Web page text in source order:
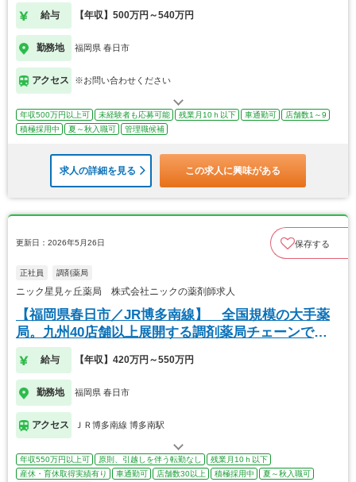
給与 【年収】500万円～540万円
勤務地 福岡県 春日市
アクセス ※お問い合わせください
年収500万円以上可 未経験者も応募可能 残業月10ｈ以下 車通勤可
店舗数1～9
積極採用中
夏～秋入職可 管理職候補
求人の詳細を見る この求人に興味がある
更新日：2026年5月26日 保存する
正社員 調剤薬局
ニック星見ヶ丘薬局 株式会社ニックの薬剤師求人
【福岡県春日市／JR博多南線】 全国規模の大手薬
局。九州40店舗以上展開する調剤薬局チェーンで
す。
給与 【年収】420万円～550万円
勤務地 福岡県 春日市
アクセス ＪＲ博多南線 博多南駅
年収550万円以上可 原則、引越しを伴う転勤なし
残業月10ｈ以下
産休・育休取得実績有り
車通勤可 店舗数30以上 積極採用中
夏～秋入職可